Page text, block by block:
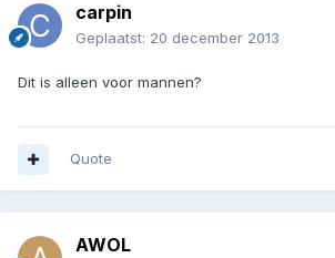
carpin
Geplaatst: 20 december 2013
Dit is alleen voor mannen?
Quote
AWOL